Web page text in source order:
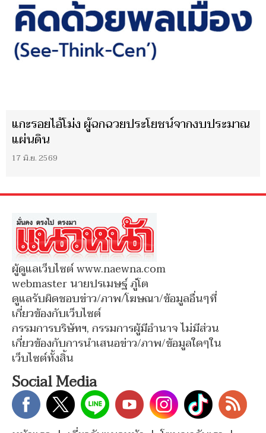
แกะรอยไอ้โม่ง ผู้ฉกฉวยประโยชน์จากงบประมาณ
แผ่นดิน
17 มิ.ย. 2569
ผู้ดูแลเว็บไซต์ www.naewna.com
webmaster นายปรเมษฐ์ ภู่โต
ดูแลรับผิดชอบข่าว/ภาพ/โฆษณา/ข้อมูลอื่นๆที่
เกี่ยวข้องกับเว็บไซต์
กรรมการบริษัทฯ, กรรมการผู้มีอำนาจ ไม่มีส่วน
เกี่ยวข้องกับการนำเสนอข่าว/ภาพ/ข้อมูลใดๆใน
เว็บไซต์ทั้งสิ้น
Social Media